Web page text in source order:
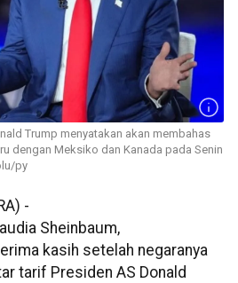
Trump menyatakan akan membahas
dengan Meksiko dan Kanada pada Senin
py
-
Sheinbaum,
kasih setelah negaranya
tarif Presiden AS Donald